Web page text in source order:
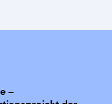
–